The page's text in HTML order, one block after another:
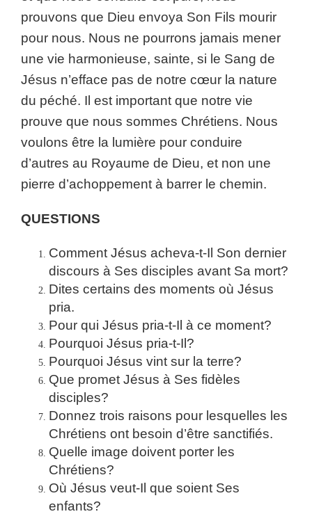
prouvons que Dieu envoya Son Fils mourir
pour nous. Nous ne pourrons jamais mener
une vie harmonieuse, sainte, si le Sang de
Jésus n’efface pas de notre cœur la nature
du péché. Il est important que notre vie
prouve que nous sommes Chrétiens. Nous
voulons être la lumière pour conduire
d’autres au Royaume de Dieu, et non une
pierre d’achoppement à barrer le chemin.
QUESTIONS
Comment Jésus acheva-t-Il Son dernier
discours à Ses disciples avant Sa mort?
Dites certains des moments où Jésus
pria.
Pour qui Jésus pria-t-Il à ce moment?
Pourquoi Jésus pria-t-Il?
Pourquoi Jésus vint sur la terre?
Que promet Jésus à Ses fidèles
disciples?
Donnez trois raisons pour lesquelles les
Chrétiens ont besoin d’être sanctifiés.
Quelle image doivent porter les
Chrétiens?
Où Jésus veut-Il que soient Ses
enfants?